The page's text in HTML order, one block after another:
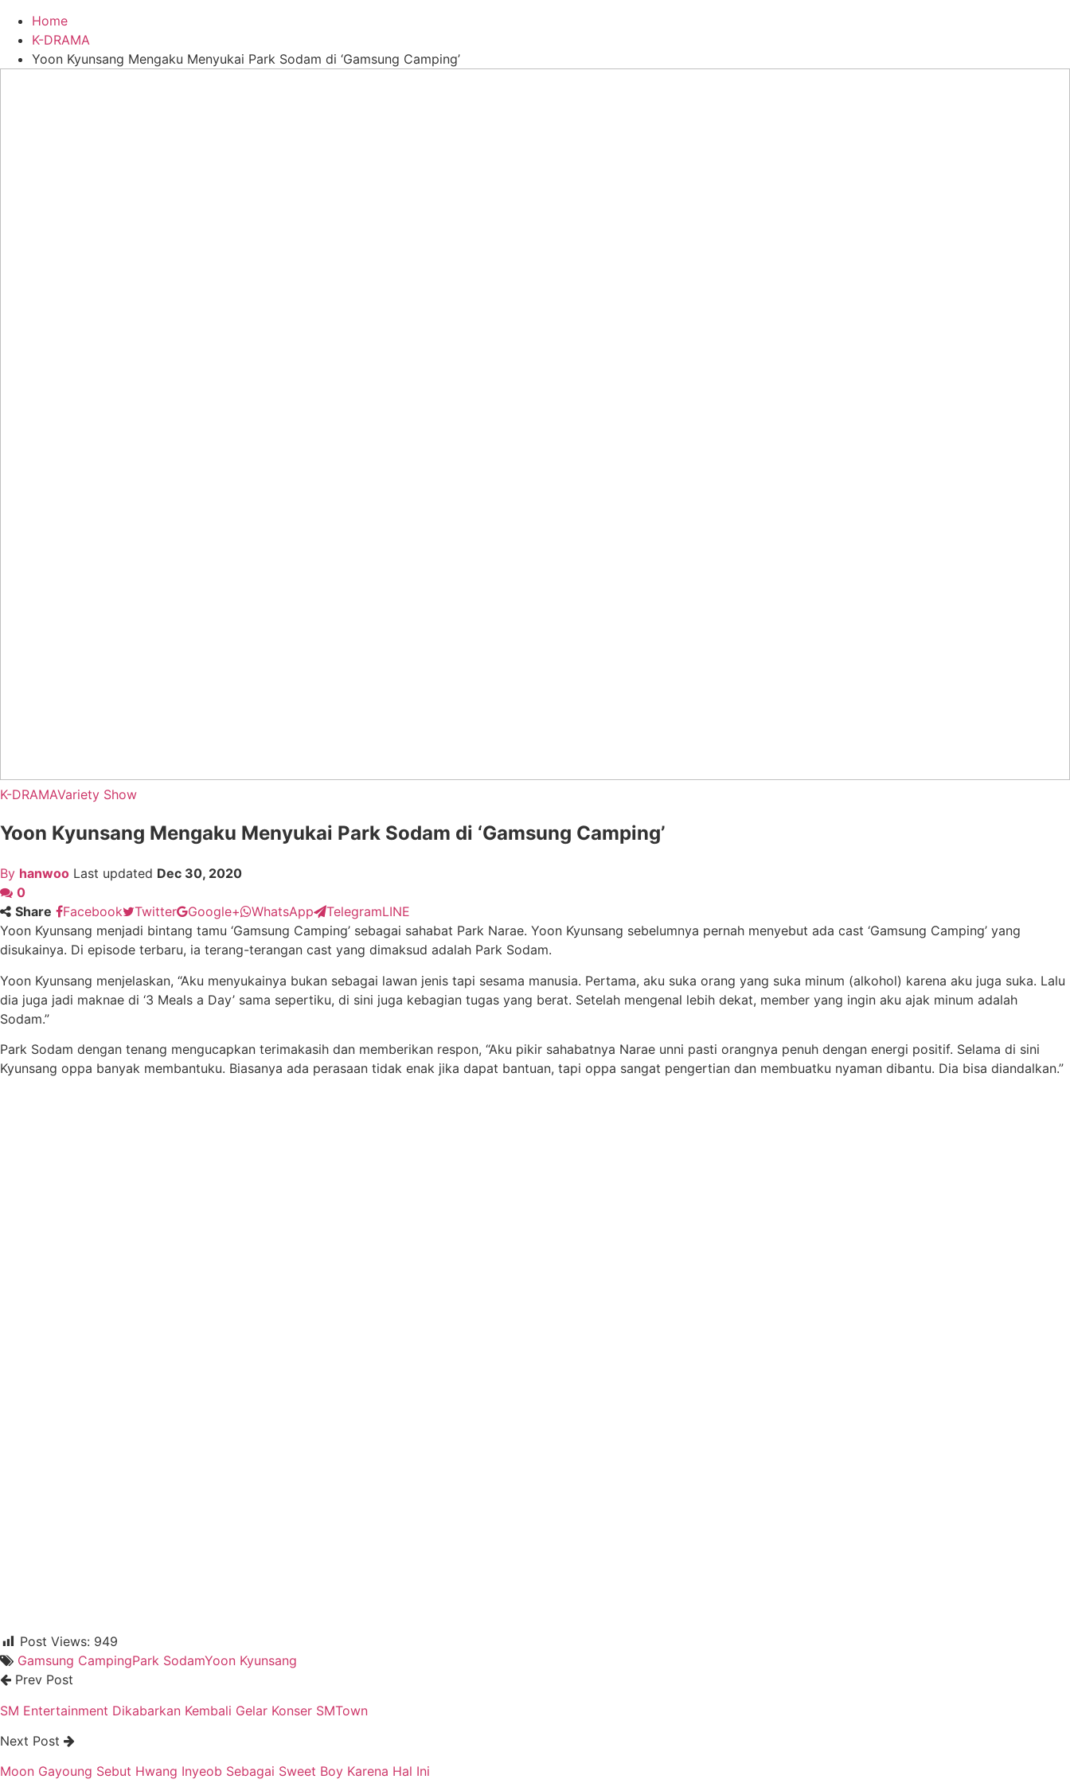
Home
K-DRAMA
Yoon Kyunsang Mengaku Menyukai Park Sodam di ‘Gamsung Camping’
K-DRAMAVariety Show
Yoon Kyunsang Mengaku Menyukai Park Sodam di ‘Gamsung Camping’
By hanwoo Last updated Dec 30, 2020
0
Share
Facebook Twitter Google+ WhatsApp TelegramLINE
Yoon Kyunsang menjadi bintang tamu ‘Gamsung Camping’ sebagai sahabat Park Narae. Yoon Kyunsang sebelumnya pernah menyebut ada cast ‘Gamsung Camping’ yang
disukainya. Di episode terbaru, ia terang-terangan cast yang dimaksud adalah Park Sodam.
Yoon Kyunsang menjelaskan, “Aku menyukainya bukan sebagai lawan jenis tapi sesama manusia. Pertama, aku suka orang yang suka minum (alkohol) karena aku juga suka. Lalu
dia juga jadi maknae di ‘3 Meals a Day’ sama sepertiku, di sini juga kebagian tugas yang berat. Setelah mengenal lebih dekat, member yang ingin aku ajak minum adalah
Sodam.”
Park Sodam dengan tenang mengucapkan terimakasih dan memberikan respon, “Aku pikir sahabatnya Narae unni pasti orangnya penuh dengan energi positif. Selama di sini
Kyunsang oppa banyak membantuku. Biasanya ada perasaan tidak enak jika dapat bantuan, tapi oppa sangat pengertian dan membuatku nyaman dibantu. Dia bisa diandalkan.”
Post Views: 949
Gamsung CampingPark SodamYoon Kyunsang
Prev Post
SM Entertainment Dikabarkan Kembali Gelar Konser SMTown
Next Post
Moon Gayoung Sebut Hwang Inyeob Sebagai Sweet Boy Karena Hal Ini